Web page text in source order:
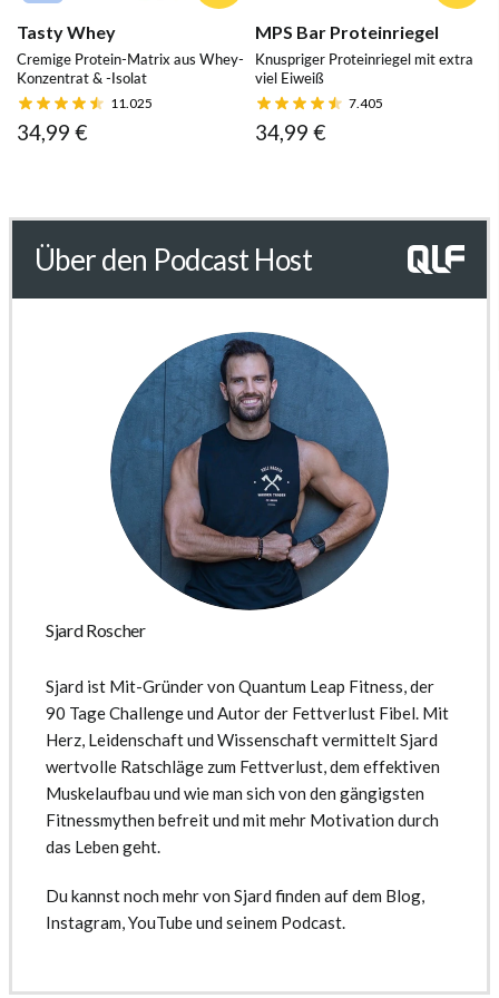
Tasty Whey
Cremige Protein-Matrix aus Whey-
Konzentrat & -Isolat
11.025
34,99 €
MPS Bar Proteinriegel
Knuspriger Proteinriegel mit extra
viel Eiweiß
7.405
34,99 €
Über den Podcast Host
Sjard Roscher
Sjard ist Mit-Gründer von Quantum Leap Fitness, der
90 Tage Challenge und Autor der Fettverlust Fibel. Mit
Herz, Leidenschaft und Wissenschaft vermittelt Sjard
wertvolle Ratschläge zum Fettverlust, dem effektiven
Muskelaufbau und wie man sich von den gängigsten
Fitnessmythen befreit und mit mehr Motivation durch
das Leben geht.
Du kannst noch mehr von Sjard finden auf dem Blog,
Instagram, YouTube und seinem Podcast.